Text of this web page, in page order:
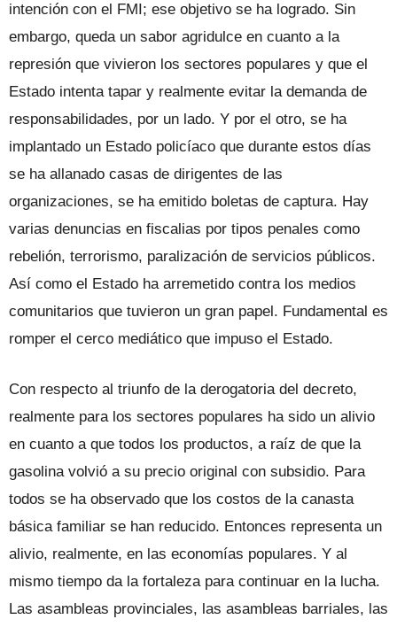
intención con el FMI; ese objetivo se ha logrado. Sin
embargo, queda un sabor agridulce en cuanto a la
represión que vivieron los sectores populares y que el
Estado intenta tapar y realmente evitar la demanda de
responsabilidades, por un lado. Y por el otro, se ha
implantado un Estado policíaco que durante estos días
se ha allanado casas de dirigentes de las
organizaciones, se ha emitido boletas de captura. Hay
varias denuncias en fiscalias por tipos penales como
rebelión, terrorismo, paralización de servicios públicos.
Así como el Estado ha arremetido contra los medios
comunitarios que tuvieron un gran papel. Fundamental es
romper el cerco mediático que impuso el Estado.
Con respecto al triunfo de la derogatoria del decreto,
realmente para los sectores populares ha sido un alivio
en cuanto a que todos los productos, a raíz de que la
gasolina volvió a su precio original con subsidio. Para
todos se ha observado que los costos de la canasta
básica familiar se han reducido. Entonces representa un
alivio, realmente, en las economías populares. Y al
mismo tiempo da la fortaleza para continuar en la lucha.
Las asambleas provinciales, las asambleas barriales, las